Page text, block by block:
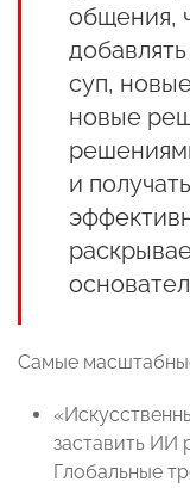
общения,
суп,
новые
и
Самые
заставить ИИ
Глобальные